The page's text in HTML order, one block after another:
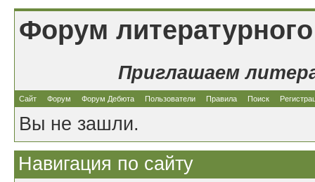
Форум
Приглашаем
Сайт Форум Форум Дебюта Пользователи Правила Поиск
Вы не зашли.
Навигация по сайту